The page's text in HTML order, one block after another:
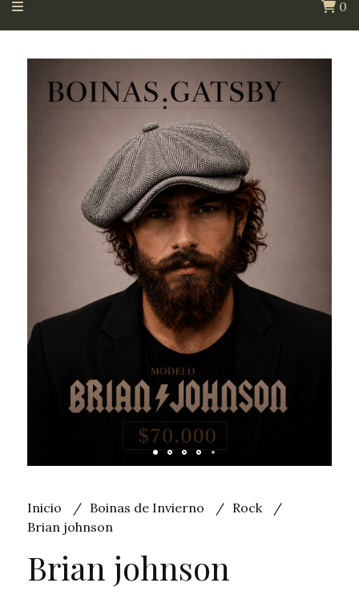
0
Inicio Boinas de Invierno
Rock
Brian johnson
Brian johnson